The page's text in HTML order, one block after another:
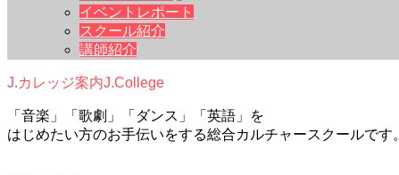
イベントレポート
スクール紹介
講師紹介
J.カレッジ案内J.College
「音楽」「歌劇」「ダンス」「英語」を
はじめたい方のお手伝いをする総合カルチャースクールで